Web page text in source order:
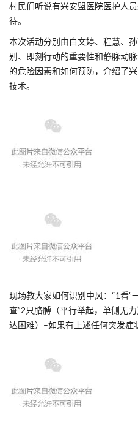
村民们听说有兴安盟医院医护人
待。
本次活动分别由白文婷、程慧、
别、即刻行动的重要性和静脉动
的危险因素和如何预防，介绍了
技术。
现场教大家如何识别中风：“1看”
查”2只胳膊（平行举起，单侧无
达困难）–如果有上述任何突发症